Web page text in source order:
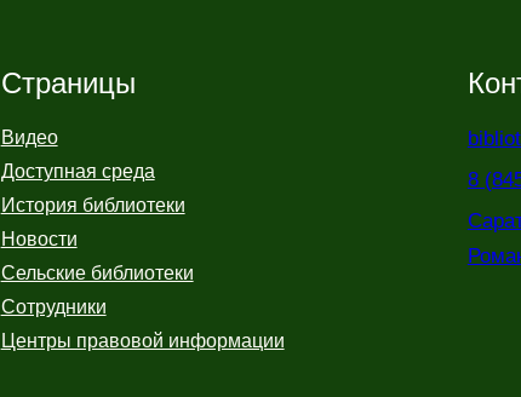
Страницы
Видео
Доступная среда
История библиотеки
Новости
Сельские библиотеки
Сотрудники
Центры правовой информации
8